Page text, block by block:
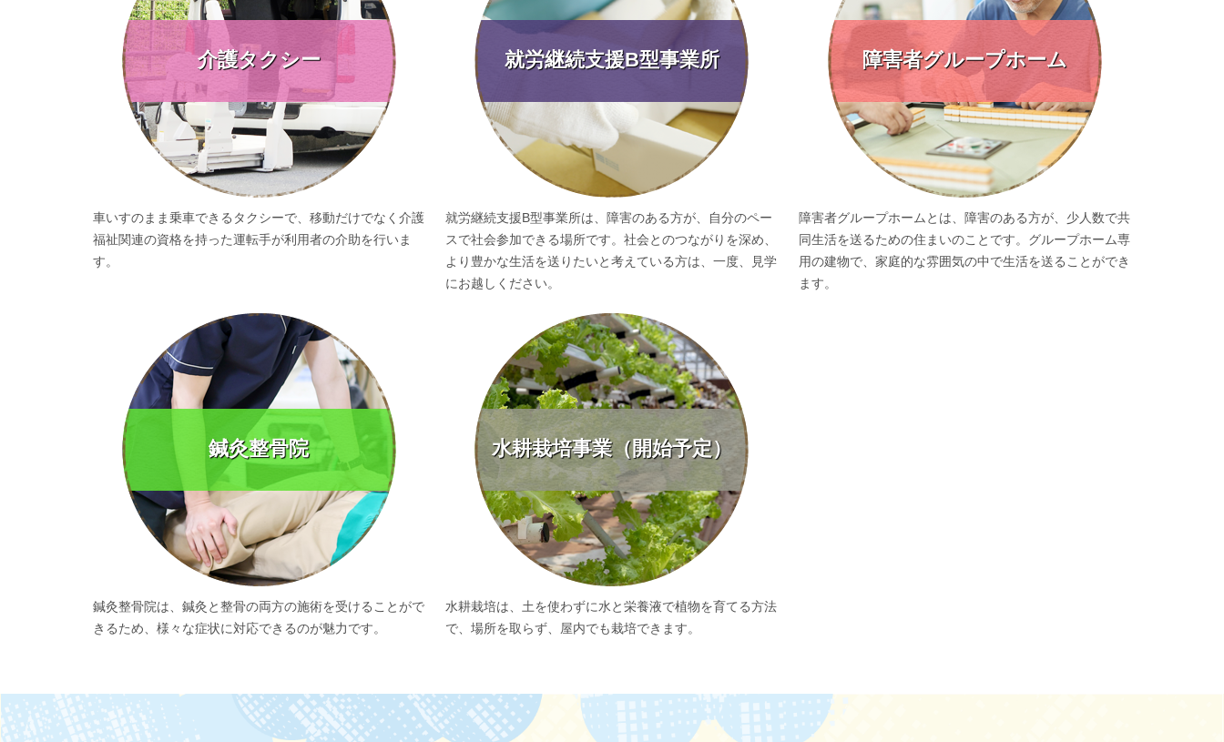
介護タクシー
車いすのまま乗車できるタクシーで、移動だけでなく介護
福祉関連の資格を持った運転手が利用者の介助を行いま
す。
就労継続支援B型事業所
就労継続支援B型事業所は、障害のある方が、自分のペー
スで社会参加できる場所です。社会とのつながりを深め、
より豊かな生活を送りたいと考えている方は、一度、見学
にお越しください。
障害者グループホーム
障害者グループホームとは、障害のある方が、少人数で共
同生活を送るための住まいのことです。グループホーム専
用の建物で、家庭的な雰囲気の中で生活を送ることができ
ます。
鍼灸整骨院
鍼灸整骨院は、鍼灸と整骨の両方の施術を受けることがで
きるため、様々な症状に対応できるのが魅力です。
水耕栽培事業（開始予定）
水耕栽培は、土を使わずに水と栄養液で植物を育てる方法
で、場所を取らず、屋内でも栽培できます。